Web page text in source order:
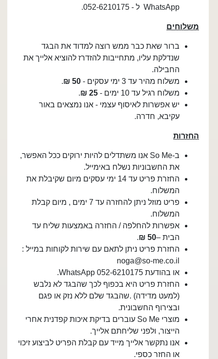
WhatsApp ל - 052-6210175.
משלוחים
ברור שאת כבר ממש רוצה למדוד את הבגד
שנדלקת עליו, מתחייבות להזדרז להוציא אלייך את
החבילה.
משלוח מהיר עד 3 ימי עסקים -
50 ₪
.
משלוח רגיל עד 10 ימים -
25
₪
.
יש אפשרות לאיסוף עצמי - אנו נמצאים באור
עקיבא, חדרה.
החזרות
ב-So Me אנו משתדלים להיות ירוקים ככל האפשר,
את החשבוניות נשלח באימייל.
החזרת פריט עד 14 ימי עסקים מיום שקיבלת את
המשלוח.
פריט מוזל ניתן להחזרה עד 7 ימים , מיום קבלת
המשלוח.
אפשרות להחלפה / החזרה באמצעות שליח עד
הבית –50 ₪
.
החזרת פריט ניתן לתאם עם שירות לקוחות במייל :
noga@so-me.co.il
או בהודעת WhatsApp 052-6210175.
החזרת פריט היא בכפוף לכך שהבגד לא נלבש
(למעט מדידה) .שהבגד שלם ללא נזק או פגם
ובצירוף החשבונית.
מוצרי So Me עוברים בדיקת איכות קפדנית אחרי
הייצור, ולפני שליחתם אלייך.
אנו נתקשר אלייך מייד עם קבלת הפריט לביצוע זיכוי
או החזר כספי.